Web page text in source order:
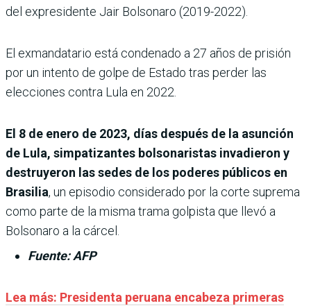
del expresidente Jair Bolsonaro (2019-2022).
El exmandatario está condenado a 27 años de prisión
por un intento de golpe de Estado tras perder las
elecciones contra Lula en 2022.
El 8 de enero de 2023, días después de la asunción
de Lula, simpatizantes bolsonaristas invadieron y
destruyeron las sedes de los poderes públicos en
Brasilia, un episodio considerado por la corte suprema
como parte de la misma trama golpista que llevó a
Bolsonaro a la cárcel.
Fuente: AFP
Lea más: Presidenta peruana encabeza primeras